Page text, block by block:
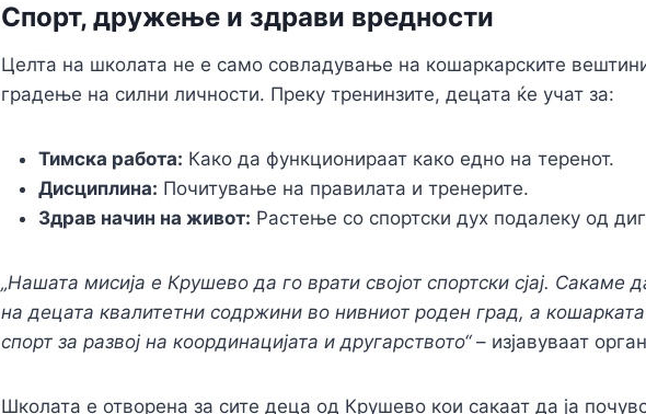
Спорт, дружење и здрави вредности
Целта на школата не е само совладување на кошаркарските
градење на силни личности. Преку тренинзите, децата ќе учат за:
Тимска работа: Како да функционираат како едно на теренот.
Дисциплина: Почитување на правилата и тренерите.
Здрав начин на живот: Растење со спортски дух подалеку од
„Нашата мисија е Крушево да го врати својот спортски сјај. Сакаме
на децата квалитетни содржини во нивниот роден град, а
спорт за развој на координацијата и другарството“– изјавуваат
Школата е отворена за сите деца од Крушево кои сакаат да ја